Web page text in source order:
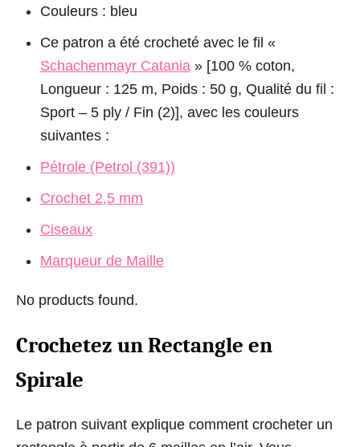
Couleurs : bleu
Ce patron a été crocheté avec le fil «
Schachenmayr Catania » [100 % coton,
Longueur : 125 m, Poids : 50 g, Qualité du fil :
Sport – 5 ply / Fin (2)], avec les couleurs
suivantes :
Pétrole (Petrol (391))
Crochet 2,5 mm
Ciseaux
Marqueur de Maille
No products found.
Crochetez un Rectangle en
Spirale
Le patron suivant explique comment crocheter un